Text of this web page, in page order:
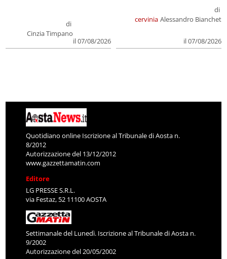
di
Cinzia Timpano
il 07/08/2026
cervinia
di
Alessandro Bianchet
il 07/08/2026
Quotidiano online Iscrizione al Tribunale di Aosta n.
8/2012
Autorizzazione del 13/12/2012
www.gazzettamatin.com
Editore
LG PRESSE S.R.L.
via Festaz, 52 11100 AOSTA
Settimanale del Lunedì. Iscrizione al Tribunale di Aosta n.
9/2002
Autorizzazione del 20/05/2002